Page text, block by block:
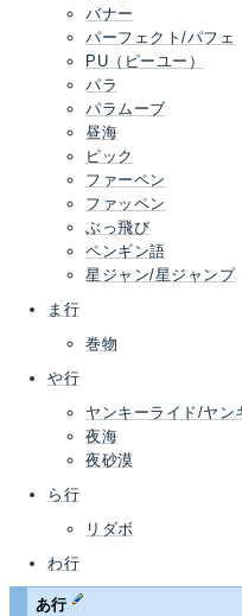
バナー
パーフェクト/パフェ
PU（ピーユー）
パラ
パラムーブ
昼海
ピック
ファーペン
ファッペン
ぶっ飛び
ペンギン語
星ジャン/星ジャンプ
ま行
巻物
や行
ヤンキーライド/ヤン
夜海
夜砂漠
ら行
リダボ
わ行
あ行